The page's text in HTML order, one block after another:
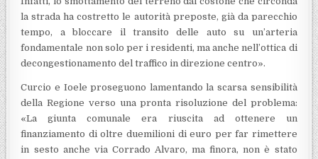
la strada ha costretto le autorità preposte, già da parecchio
tempo, a bloccare il transito delle auto su un’arteria
fondamentale non solo per i residenti, ma anche nell’ottica di
decongestionamento del traffico in direzione centro».
Curcio e Ioele proseguono lamentando la scarsa sensibilità
della Regione verso una pronta risoluzione del problema:
«La giunta comunale era riuscita ad ottenere un
finanziamento di oltre duemilioni di euro per far rimettere
in sesto anche via Corrado Alvaro, ma finora, non è stato